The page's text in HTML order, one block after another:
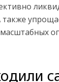
также